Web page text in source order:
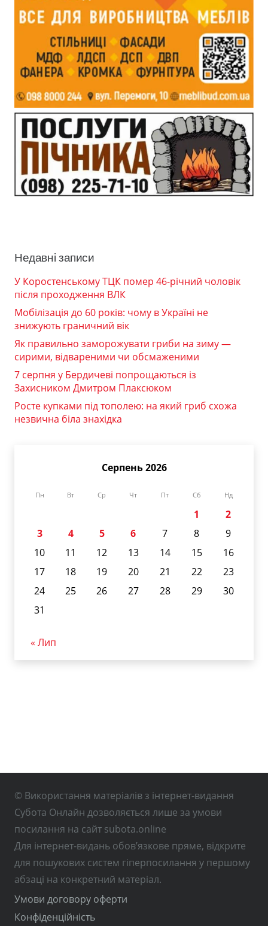
Недавні записи
У Коростенському ТЦК помер 46-річний чоловік
після проходження ВЛК
Мобілізація до 60 років: чому в Україні не
знижують граничний вік
Як правильно заморожувати гриби на зиму —
сирими, відвареними чи обсмаженими
7 серпня у Бердичеві попрощаються із
Захисником Дмитром Плаксюком
Росте купками під тополею: на який гриб схожа
незвична біла знахідка
Серпень 2026
Пн Вт Ср Чт Пт Сб Нд
1
2
3
4 5 6 7 8
9
10
11 12 13 14 15
16
17
18 19 20 21 22
23
24
25 26 27 28 29
30
31
« Лип
© Використання матеріалів з інтернет-видання
Субота Онлайн дозволяється лише за умови
посилання на сайт subota.online
Для інтернет-видань обов’язкове пряме, відкрите
для пошукових систем гіперпосилання у першому
абзаці на конкретний матеріал.
Умови договору оферти
Конфіденційність